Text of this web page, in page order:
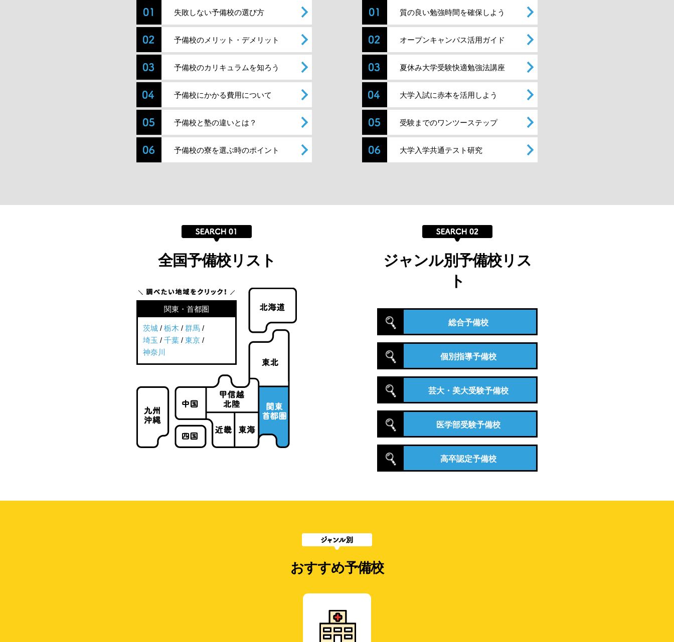
失敗しない予備校の選び方
予備校のメリット・デメリット
予備校のカリキュラムを知ろう
予備校にかかる費用について
予備校と塾の違いとは？
予備校の寮を選ぶ時のポイント
質の良い勉強時間を確保しよう
オープンキャンパス活用ガイド
夏休み大学受験快適勉強法講座
大学入試に赤本を活用しよう
受験までのワンツーステップ
大学入学共通テスト研究
全国予備校リスト
関東・首都圏
茨城 / 栃木 / 群馬 /
埼玉 / 千葉 / 東京 /
神奈川
ジャンル別予備校リス
ト
総合予備校
個別指導予備校
芸大・美大受験予備校
医学部受験予備校
高卒認定予備校
おすすめ予備校